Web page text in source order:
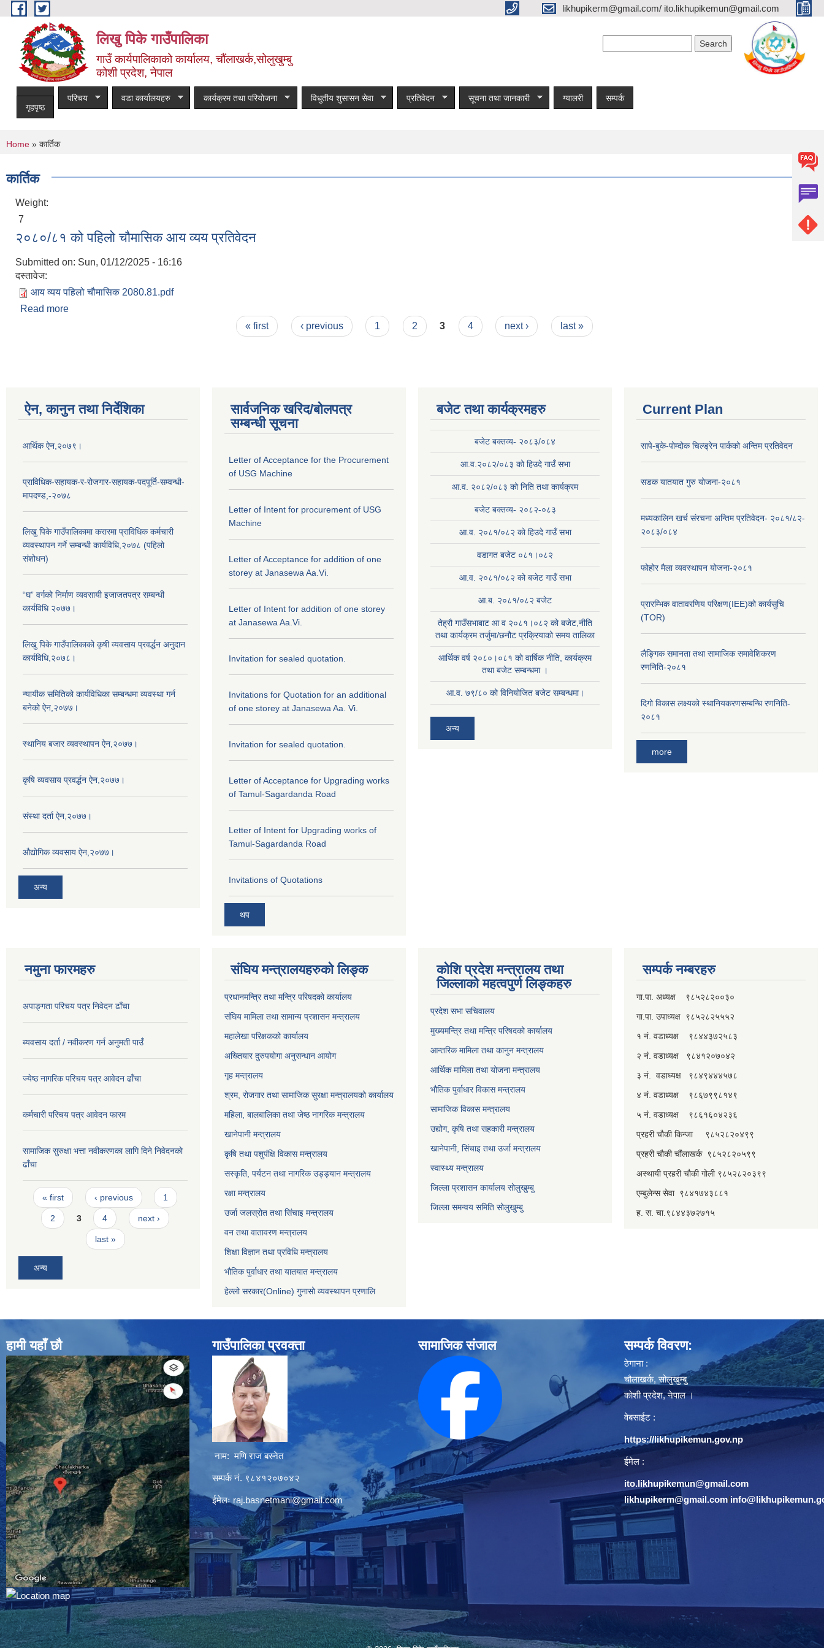
Skip to main content likhupikerm@gmail.com/ ito.likhupikemun@gmail.com
लिखु पिके गाउँपालिका
गाउँ कार्यपालिकाको कार्यालय, चौंलाखर्क,सोलुखुम्बु
कोशी प्रदेश, नेपाल
गृहपृष्ठ
परिचय वडा कार्यालयहरु कार्यक्रम तथा परियोजना विधुतीय शुसासन सेवा प्रतिवेदन सूचना तथा जानकारी ग्यालरी सम्पर्क
You are here
Home » कार्तिक
कार्तिक
Weight:
7
२०८०/८१ को पहिलो चौमासिक आय व्यय प्रतिवेदन
Submitted on: Sun, 01/12/2025 - 16:16
दस्तावेज:
आय व्यय पहिलो चौमासिक 2080.81.pdf
Read more
« first ‹ previous 1 2 3 4 next › last »
ऐन, कानुन तथा निर्देशिका
आर्थिक ऐन,२०७९।
प्राविधिक-सहायक-र-रोजगार-सहायक-पदपूर्ति-सम्वन्धी-
मापदण्ड,-२०७८
लिखु पिके गाउँपालिकामा करारमा प्राविधिक कर्मचारी
व्यवस्थापन गर्ने सम्बन्धी कार्यविधि,२०७८ (पहिलो
संशोधन)
“घ” वर्गको निर्माण व्यवसायी इजाजतपत्र सम्बन्धी
कार्यविधि २०७७।
लिखु पिके गाउँपालिकाको कृषी व्यवसाय प्रवर्द्धन अनुदान
कार्यविधि,२०७८।
न्यायीक समितिको कार्यविधिका सम्बन्धमा व्यवस्था गर्न
बनेको ऐन,२०७७।
स्थानिय बजार व्यवस्थापन ऐन,२०७७।
कृषि व्यवसाय प्रवर्द्धन ऐन,२०७७।
संस्था दर्ता ऐन,२०७७।
औद्योगिक व्यवसाय ऐन,२०७७।
अन्य
सार्वजनिक खरिद/बोलपत्र
सम्बन्धी सूचना
Letter of Acceptance for the Procurement
of USG Machine
Letter of Intent for procurement of USG
Machine
Letter of Acceptance for addition of one
storey at Janasewa Aa.Vi.
Letter of Intent for addition of one storey
at Janasewa Aa.Vi.
Invitation for sealed quotation.
Invitations for Quotation for an additional
of one storey at Janasewa Aa. Vi.
Invitation for sealed quotation.
Letter of Acceptance for Upgrading works
of Tamul-Sagardanda Road
Letter of Intent for Upgrading works of
Tamul-Sagardanda Road
Invitations of Quotations
थप
बजेट तथा कार्यक्रमहरु
बजेट बक्तव्य- २०८३/०८४
आ.व.२०८२/०८३ को हिउदे गाउँ सभा
आ.व. २०८२/०८३ को निति तथा कार्यक्रम
बजेट बक्तव्य- २०८२-०८३
आ.व. २०८१/०८२ को हिउदे गाउँ सभा
वडागत बजेट ०८१।०८२
आ.व. २०८१/०८२ को बजेट गाउँ सभा
आ.ब. २०८१/०८२ बजेट
तेह्रौ गाउँसभाबाट आ व २०८१।०८२ को बजेट,नीति
तथा कार्यक्रम तर्जुमा/छनौट प्रक्रियाको समय तालिका
आर्थिक वर्ष २०८०।०८१ काे वार्षिक नीति, कार्यक्रम
तथा बजेट सम्बन्धमा ।
आ.व. ७९/८० को विनियोजित बजेट सम्बन्धमा।
अन्य
Current Plan
सापे-बुके-पोम्दोक चिल्ड्रेन पार्कको अन्तिम प्रतिवेदन
सडक यातयात गुरु योजना-२०८१
मध्यकालिन खर्च संरचना अन्तिम प्रतिवेदन- २०८१/८२-
२०८३/०८४
फोहोर मैला व्यवस्थापन योजना-२०८१
प्रारम्भिक वातावरणिय परिक्षण(IEE)को कार्यसुचि
(TOR)
लैङ्‍गिक समानता तथा सामाजिक समावेशिकरण
रणनिति-२०८१
दिगो विकास लक्ष्यको स्थानियकरणसम्बन्धि रणनिति-
२०८१
more
नमुना फारमहरु
अपाङ्गता परिचय पत्र निवेदन ढाँचा
ब्यवसाय दर्ता / नवीकरण गर्न अनुमती पाउँ
ज्येष्ठ नागरिक परिचय पत्र आवेदन ढाँचा
कर्मचारी परिचय पत्र आवेदन फारम
सामाजिक सुरुक्षा भत्ता नवीकरणका लागि दिने निवेदनकाे
ढाँचा
Pages
« first ‹ previous 1
2 3 4 next ›
last »
अन्य
संघिय मन्त्रालयहरुको लिङ्‍क
प्रधानमन्त्रि तथा मन्त्रि परिषदको कार्यालय
संघिय मामिला तथा सामान्य प्रशासन मन्त्रालय
महालेखा परिक्षकको कार्यालय
अख्तियार दुरुपयोगा अनुसन्धान आयोग
गृह मन्त्रालय
श्रम, रोजगार तथा सामाजिक सुरक्षा मन्त्रालयको कार्यालय
महिला, बालबालिका तथा जेष्ठ नागरिक मन्त्रालय
खानेपानी मन्त्रालय
कृषि तथा पशुपंक्षि विकास मन्त्रालय
सस्कृति, पर्यटन तथा नागरिक उड्ड्यान मन्त्रालय
रक्षा मन्त्रालय
उर्जा जलस्रोत तथा सिंचाइ मन्‍त्रालय
वन तथा वातावरण मन्त्रालय
शिक्षा विज्ञान तथा प्रविधि मन्त्रालय
भौतिक पुर्वाधार तथा यातयात मन्त्रालय
हेल्लो सरकार(Online) गुनासो व्यवस्थापन प्रणालि
कोशि प्रदेश मन्त्रालय तथा
जिल्लाको महत्वपुर्ण लिङ्कहरु
प्रदेश सभा सचिवालय
मुख्यमन्त्रि तथा मन्त्रि परिषदको कार्यालय
आन्तरिक मामिला तथा कानुन मन्त्रालय
आर्थिक मामिला तथा योजना मन्त्रालय
भौतिक पुर्वाधार विकास मन्त्रालय
सामाजिक विकास मन्त्रालय
उद्योग, कृषि तथा सहकारी मन्त्रालय
खानेपानी, सिंचाइ तथा उर्जा मन्त्रालय
स्वास्थ्य मन्त्रालय
जिल्ला प्रशासन कार्यालय सोलुखुम्बु
जिल्ला समन्वय समिति सोलुखुम्बु
सम्पर्क नम्बरहरु
गा.पा. अध्यक्ष ९८५२८२००३०
गा.पा. उपाध्यक्ष ९८५२८२५५५२
१ नं. वडाध्यक्ष ९८४४३७२५८३
२ नं. वडाध्यक्ष ९८४१२०७०४२
३ नं. वडाध्यक्ष ९८४९४४४५७८
४ नं. वडाध्यक्ष ९८६७९९८१४९
५ नं. वडाध्यक्ष ९८६१६०४२३६
प्रहरी चौकी किन्जा ९८५२८२०४९९
प्रहरी चौकी चौंलाखर्क ९८५२८२०५९९
अस्थायी प्रहरी चौकी गोली ९८५२८२०३९९
एम्बुलेन्स सेवा ९८४१७४३८८१
ह. स. चा.९८४४३७२७१५
हामी यहाँ छौ गाउँपालिका प्रवक्ता
नाम: मणि राज बस्नेत
सम्पर्क नं. ९८४१२०७०४२
ईमेलः raj.basnetmani@gmail.com
सामाजिक संजाल सम्पर्क विवरण:
ठेगाना :
चौलाखर्क, सोलुखुम्बु
काेशी प्रदेश, नेपाल ।
वेबसाईट :
https://likhupikemun.gov.np
ईमेल :
ito.likhupikemun@gmail.com
likhupikerm@gmail.com/